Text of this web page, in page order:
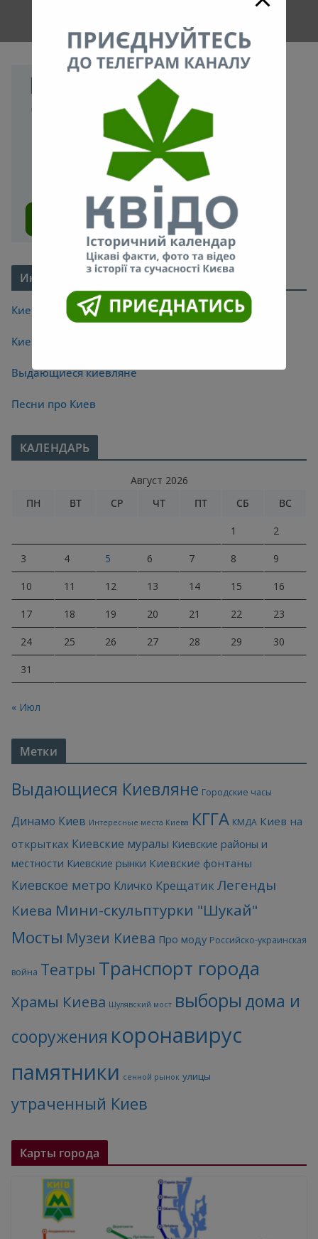
Интересное про Киев
Киевские легенды
Киевские мосты
Выдающиеся киевляне
Песни про Киев
КАЛЕНДАРЬ
Август 2026
ПН
ВТ СР ЧТ ПТ СБ ВС
1 2
3 4 5 6 7 8 9
10 11 12 13 14 15 16
17 18 19 20 21 22 23
24 25 26 27 28 29 30
31
« Июл
Метки
Выдающиеся Киевляне Городские часы
Динамо Киев Интересные места Киева КГГА КМДА Киев на
открытках Киевские муралы Киевские районы и
местности Киевские рынки Киевские фонтаны
Киевское метро Кличко КрещатикЛегенды
Киева Мини-скульптурки "Шукай"
Мосты Музеи Киева Про моду Российско-украинская
война Театры Транспорт города
Храмы Киева Шулявский мост выборы дома и
сооружения коронавирус
памятники сенной рынок улицы
утраченный Киев
Карты города